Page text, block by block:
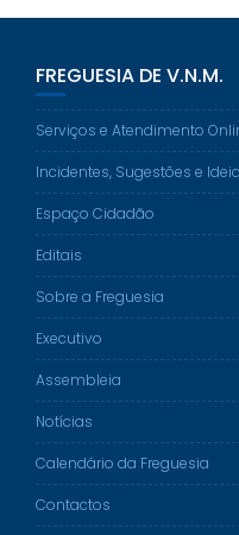
FREGUESIA DE V.N.M.
Serviços e Atendimento
Incidentes, Sugestões e
Espaço Cidadão
Editais
Sobre a Freguesia
Executivo
Assembleia
Notícias
Calendário da Freguesia
Contactos